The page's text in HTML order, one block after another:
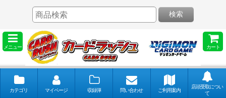
メニュー カート
検索
カテゴリ マイページ 収録弾 問い合わせ ご利用案内
店頭受取につい
て